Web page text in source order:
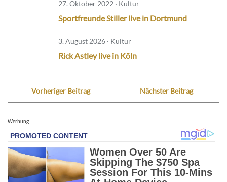
27. Oktober 2022 · Kultur
Sportfreunde Stiller live in Dortmund
3. August 2026 · Kultur
Rick Astley live in Köln
Vorheriger Beitrag Nächster Beitrag
Werbung